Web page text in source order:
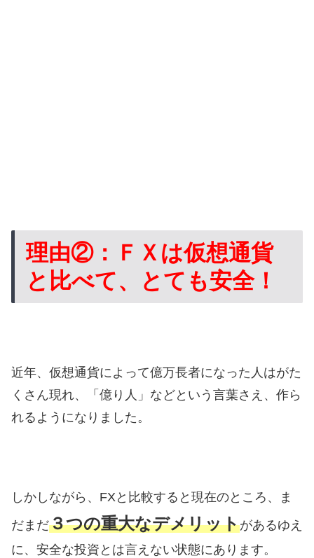
理由②：ＦＸは仮想通貨
と比べて、とても安全！
近年、仮想通貨によって億万長者になった人はがた
くさん現れ、「億り人」などという言葉さえ、作ら
れるようになりました。
しかしながら、FXと比較すると現在のところ、ま
だまだ３つの重大なデメリットがあるゆえ
に、安全な投資とは言えない状態にあります。